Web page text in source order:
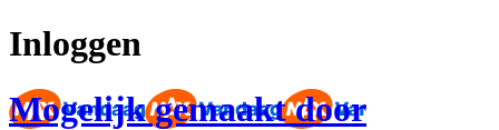
Inloggen
Mogelijk gemaakt door